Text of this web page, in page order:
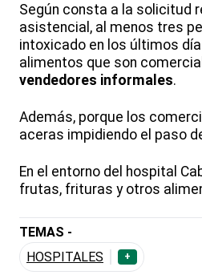
Según consta a la solicitud
asistencial, al menos tres
intoxicado en los últimos
alimentos que son
vendedores informales.
Además, porque los
aceras impidiendo el paso
En el entorno del hospital
frutas, frituras y otros
TEMAS -
HOSPITALES
+